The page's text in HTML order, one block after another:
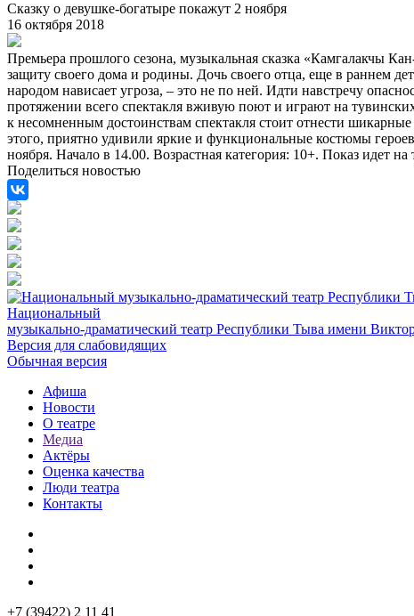
Сказку о девушке-богатыре покажут 2 ноября
16 октября 2018
Премьера прошлого сезона, музыкальная сказка «Камгалакчы
защиту своего дома и родины. Дочь своего отца, еще в раннем
народом нависает угроза, – это не по ней. Идти навстречу
протяжении всего спектакля вживую поют и играют на
к несомненным достоинствам спектакля стоит отнести
этого, приятно удивили яркие и функциональные костюмы
ноября. Начало в 14.00. Возрастная категория: 10+. Показ идет
Поделиться новостью
Национальный
музыкально-драматический театр Республики Тыва имени
Версия для слабовидящих
Обычная версия
Афиша
Новости
О театре
Медиа
Актёры
Оценка качества
Люди театра
Контакты
+7 (39422) 2 11 41